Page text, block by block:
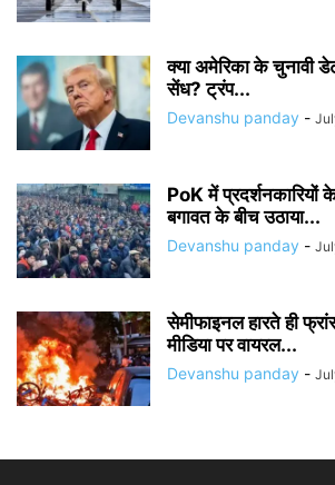
क्या अमेरिका के चुनावी
सेंध? ट्रंप...
Devanshu panday -
PoK में
बगावत के बीच उठाया...
Devanshu panday -
सेमीफाइनल हारते ही
मीडिया पर वायरल...
Devanshu panday -